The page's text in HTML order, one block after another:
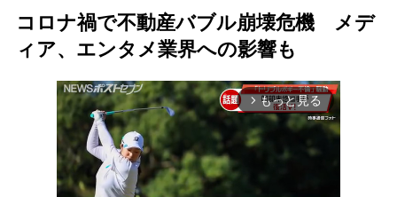
コロナ禍で不動産バブル崩壊危機 メデ
ィア、エンタメ業界への影響も
arrow_forward_ios もっと見る